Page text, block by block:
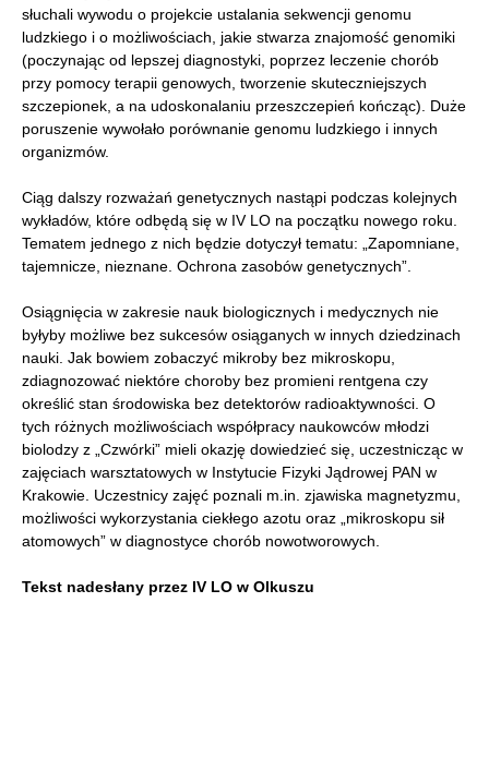
słuchali wywodu o projekcie ustalania sekwencji genomu
ludzkiego i o możliwościach, jakie stwarza znajomość genomiki
(poczynając od lepszej diagnostyki, poprzez leczenie chorób
przy pomocy terapii genowych, tworzenie skuteczniejszych
szczepionek, a na udoskonalaniu przeszczepień kończąc). Duże
poruszenie wywołało porównanie genomu ludzkiego i innych
organizmów.
Ciąg dalszy rozważań genetycznych nastąpi podczas kolejnych
wykładów, które odbędą się w IV LO na początku nowego roku.
Tematem jednego z nich będzie dotyczył tematu: „Zapomniane,
tajemnicze, nieznane. Ochrona zasobów genetycznych”.
Osiągnięcia w zakresie nauk biologicznych i medycznych nie
byłyby możliwe bez sukcesów osiąganych w innych dziedzinach
nauki. Jak bowiem zobaczyć mikroby bez mikroskopu,
zdiagnozować niektóre choroby bez promieni rentgena czy
określić stan środowiska bez detektorów radioaktywności. O
tych różnych możliwościach współpracy naukowców młodzi
biolodzy z „Czwórki” mieli okazję dowiedzieć się, uczestnicząc w
zajęciach warsztatowych w Instytucie Fizyki Jądrowej PAN w
Krakowie. Uczestnicy zajęć poznali m.in. zjawiska magnetyzmu,
możliwości wykorzystania ciekłego azotu oraz „mikroskopu sił
atomowych” w diagnostyce chorób nowotworowych.
Tekst nadesłany przez IV LO w Olkuszu